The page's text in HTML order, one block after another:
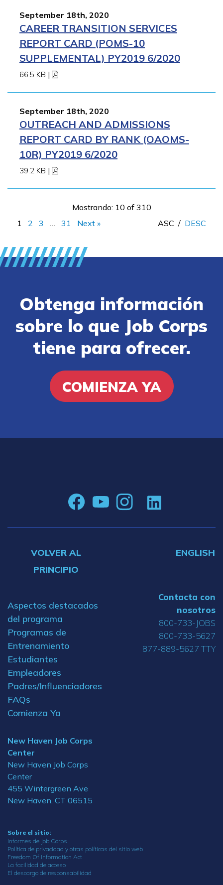
September 18th, 2020
CAREER TRANSITION SERVICES
REPORT CARD (POMS-10
SUPPLEMENTAL) PY2019 6/2020
66.5 KB |
September 18th, 2020
OUTREACH AND ADMISSIONS
REPORT CARD BY RANK (OAOMS-
10R) PY2019 6/2020
39.2 KB |
Mostrando: 10 of 310
1
2 3 31 Next » ASC / DESC
Obtenga información
sobre lo que Job Corps
tiene para ofrecer.
COMIENZA YA
VOLVER AL
PRINCIPIO
ENGLISH
Aspectos destacados
del programa
Programas de
Entrenamiento
Estudiantes
Empleadores
Padres/Influenciadores
FAQs
Comienza Ya
New Haven Job Corps
Center
New Haven Job Corps
Center
455 Wintergreen Ave
New Haven, CT 06515
Contacta con
nosotros
800-733-JOBS
800-733-5627
877-889-5627 TTY
Sobre el sitio:
Informes de Job Corps
Política de privacidad y otras políticas del sitio web
Freedom Of Information Act
La facilidad de acceso
El descargo de responsabilidad